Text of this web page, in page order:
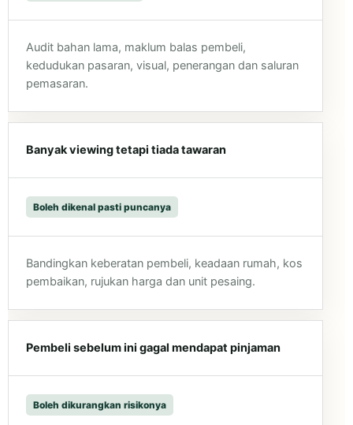
Audit bahan lama, maklum balas pembeli,
kedudukan pasaran, visual, penerangan dan saluran
pemasaran.
Banyak viewing tetapi tiada tawaran
Boleh dikenal pasti puncanya
Bandingkan keberatan pembeli, keadaan rumah, kos
pembaikan, rujukan harga dan unit pesaing.
Pembeli sebelum ini gagal mendapat pinjaman
Boleh dikurangkan risikonya